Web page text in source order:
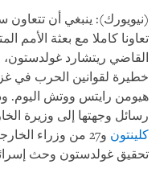
(نيويورك): ينبغي أن
تعاونا كاملا مع بعثة الأمم
القاضي ريتشارد
خطيرة لقوانين الحرب في
هيومن رايتس ووتش
رسائل وجهتها إلى وزيرة
كلينتون
و27 من وزراء
تحقيق غولدستون وحث